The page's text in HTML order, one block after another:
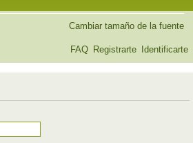
Cambiar tamaño de la fuente
FAQ Registrarte Identificarte